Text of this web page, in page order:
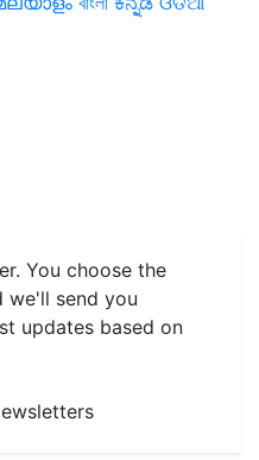
You choose the
we'll send you
updates based on